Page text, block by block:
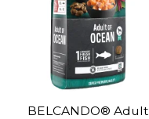
BELCANDO® Adult